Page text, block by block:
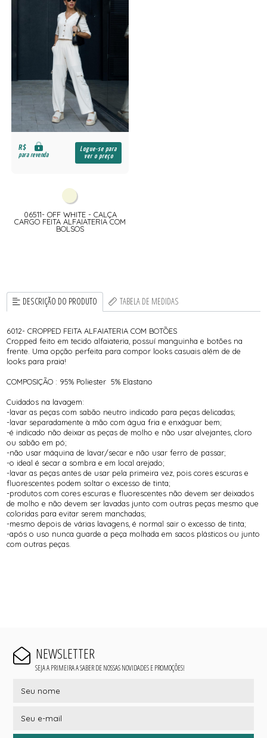
R$
para revenda
Logue-se para
ver o preço
06511- OFF WHITE - CALÇA
CARGO FEITA ALFAIATERIA COM
BOLSOS
DESCRIÇÃO DO PRODUTO TABELA DE MEDIDAS
6012- CROPPED FEITA ALFAIATERIA COM BOTÕES
Cropped feito em tecido alfaiateria, possuí manguinha e botões na
frente. Uma opção perfeita para compor looks casuais além de de
looks para praia!
COMPOSIÇÃO : 95% Poliester 5% Elastano
Cuidados na lavagem:
-lavar as peças com sabão neutro indicado para peças delicadas;
-lavar separadamente à mão com água fria e enxáguar bem;
-é indicado não deixar as peças de molho e não usar alvejantes, cloro
ou sabão em pó;
-não usar máquina de lavar/secar e não usar ferro de passar;
-o ideal é secar a sombra e em local arejado;
-lavar as peças antes de usar pela primeira vez, pois cores escuras e
fluorescentes podem soltar o excesso de tinta;
-produtos com cores escuras e fluorescentes não devem ser deixados
de molho e não devem ser lavadas junto com outras peças mesmo que
coloridas para evitar serem manchadas;
-mesmo depois de várias lavagens, é normal sair o excesso de tinta;
-após o uso nunca guarde a peça molhada em sacos plásticos ou junto
com outras peças.
NEWSLETTER
SEJA A PRIMEIRA A SABER DE NOSSAS NOVIDADES E PROMOÇÕES!